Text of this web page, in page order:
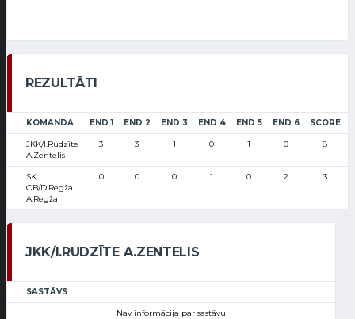
REZULTĀTI
KOMANDA END 1 END 2 END 3 END 4 END 5 END 6 SCORE
JKK/I.Rudzīte
A.Zentelis
3 3 1 0 1 0 8
SK
OB/D.Regža
A.Regža
0 0 0 1 0 2 3
JKK/I.RUDZĪTE A.ZENTELIS
SASTĀVS
Nav informācija par sastāvu